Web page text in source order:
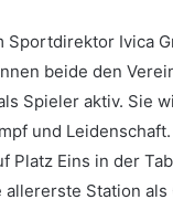
Sportdirektor Ivica
beide den
Spieler aktiv. Sie
und
Platz Eins in der
Station